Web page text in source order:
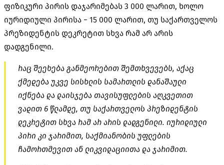
ფიზიკური პირის დაჯარიმებას 3 000 ლარით, ხოლო
იურიდიული პირისა − 15 000 ლარით, თუ საქართველოს
პრეზიდენტის დეკრეტით სხვა რამ არ არის
დადგენილი.
რაც შეეხება განმეორებით შემთხვევებს, აქაც
ქმედება უკვე სისხლის სამართლის დანაშაული
იქნება და დაისჯება თავისუფლების აღკვეთით
ვადით 6 წლამდე, თუ საქართველოს პრეზიდენტის
დეკრეტით სხვა რამ არ არის დადგენილი. იურიდიული
პირი კი ჯარიმით, საქმიანობის უფლების
ჩამორთმევით ან ლიკვიდაციითა და ჯარიმით.